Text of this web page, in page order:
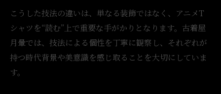
色褪せが生む古着アニメTの唯一無二の美
プリントの経年変化がアニメT古着の価値を
高める
グラフィックの発色と古着アニメTの魅力の
こうした技法の違いは、単なる装飾ではなく、アニメT
シャツを“読む”上で重要な手がかりとなります。古着屋
月暈では、技法による個性を丁寧に観察し、それぞれが
持つ時代背景や美意識を感じ取ることを大切にしていま
す。